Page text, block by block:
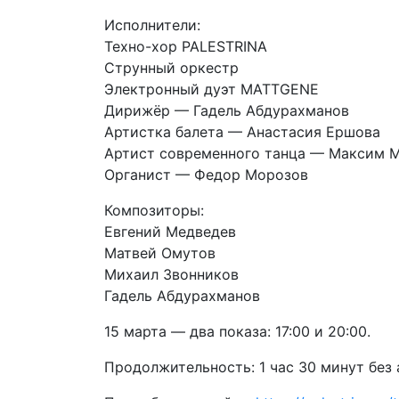
Исполнители:
Техно-хор PALESTRINA
Струнный оркестр
Электронный дуэт MATTGENE
Дирижёр — Гадель Абдурахманов
Артистка балета — Анастасия Ершова
Артист современного танца — Максим
Органист — Федор Морозов
Композиторы:
Евгений Медведев
Матвей Омутов
Михаил Звонников
Гадель Абдурахманов
15 марта — два показа: 17:00 и 20:00.
Продолжительность: 1 час 30 минут без